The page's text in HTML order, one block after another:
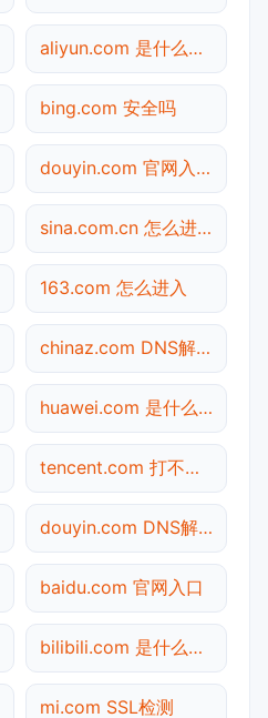
aliyun.com 是什么网站
bing.com 安全吗
douyin.com 官网入口
sina.com.cn 怎么进入
163.com 怎么进入
chinaz.com DNS解析
huawei.com 是什么网站
tencent.com 打不开检测
douyin.com DNS解析
baidu.com 官网入口
bilibili.com 是什么网站
mi.com SSL检测